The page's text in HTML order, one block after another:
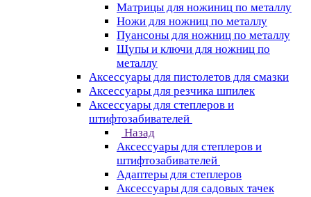
Матрицы для ножиниц по металлу
Ножи для ножниц по металлу
Пуансоны для ножниц по металлу
Щупы и ключи для ножниц по
металлу
Аксессуары для пистолетов для смазки
Аксессуары для резчика шпилек
Аксессуары для степлеров и
штифтозабивателей
Назад
Аксессуары для степлеров и
штифтозабивателей
Адаптеры для степлеров
Аксессуары для садовых тачек